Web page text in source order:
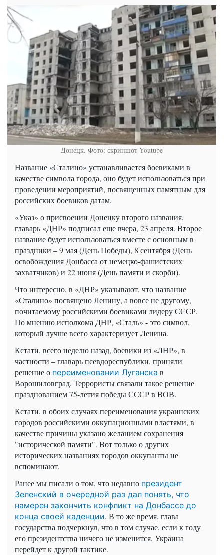
Донецк. Фото: скриншот Youtube
Название «Сталино» устанавливается боевиками в
качестве символа города, оно будет использоваться при
проведении мероприятий, посвященных памятным для
российских боевиков датам.
«Указ» о присвоении Донецку второго названия,
главарь «ДНР» подписал еще вчера, 23 апреля. Второе
название будет использоваться вместе с основным в
праздники – 9 мая (День Победы), 8 сентября (День
освобождения Донбасса от немецко-фашистских
захватчиков) и 22 июня (День памяти и скорби).
Что интересно, в «ДНР» указывают, что название
«Сталино» посвящено Ленину, а вовсе не другому,
почитаемому российскими боевиками лидеру СССР.
По мнению исполкома ДНР, «Сталь» - это символ,
который лучше всего характеризует Ленина.
Кстати, всего неделю назад, боевики из «ЛНР», в
частности – главарь псевдореспублики, приняли
решение о переименовании Луганска в
Ворошиловград. Террористы связали такое решение
празднованием 75-летия победы СССР в ВОВ.
Кстати, в обоих случаях переименования украинских
городов российскими оккупационными властями, в
качестве причины указано желанием сохранения
"исторической памяти". Вот только о других
исторических названиях городов оккупанты не
вспоминают.
Ранее мы писали о том, что недавно президент
Зеленский в очередной раз дал понять, что
намерен закончить конфликт на Донбассе до
конца своей каденции. В то же время, глава
государства подчеркнул, что в том случае, если к году
его президентства ничего не изменится, Украина
перейдет к другой тактике.